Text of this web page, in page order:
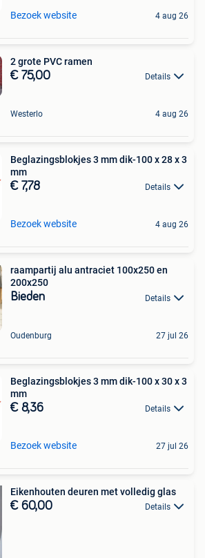
Bezoek website 4 aug 26
2 grote PVC ramen
€ 75,00 Details
Westerlo 4 aug 26
Beglazingsblokjes 3 mm dik-100 x 28 x 3
mm
€ 7,78 Details
Bezoek website 4 aug 26
raampartij alu antraciet 100x250 en
200x250
Bieden Details
Oudenburg 27 jul 26
Beglazingsblokjes 3 mm dik-100 x 30 x 3
mm
€ 8,36 Details
Bezoek website 27 jul 26
Eikenhouten deuren met volledig glas
€ 60,00 Details